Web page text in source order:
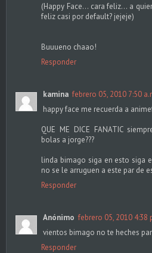
(Happy Face... cara feliz... a
feliz casi por default? jejeje)
Buuueno chaao!
Responder
kamina febrero 05, 2010 7:50
happy face me recuerda a
QUE ME DICE FANATIC
bolas a jorge???
linda bimago siga en esto siga
no se le arruguen a este par de
Responder
Anónimo febrero 05, 2010 4:38
vientos bimago no te heches
Responder